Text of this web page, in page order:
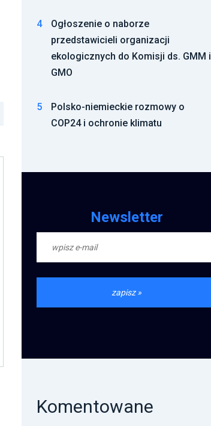
4
Ogłoszenie o naborze
przedstawicieli organizacji
ekologicznych do Komisji ds. GMM i
GMO
5
Polsko-niemieckie rozmowy o
COP24 i ochronie klimatu
Newsletter
Komentowane